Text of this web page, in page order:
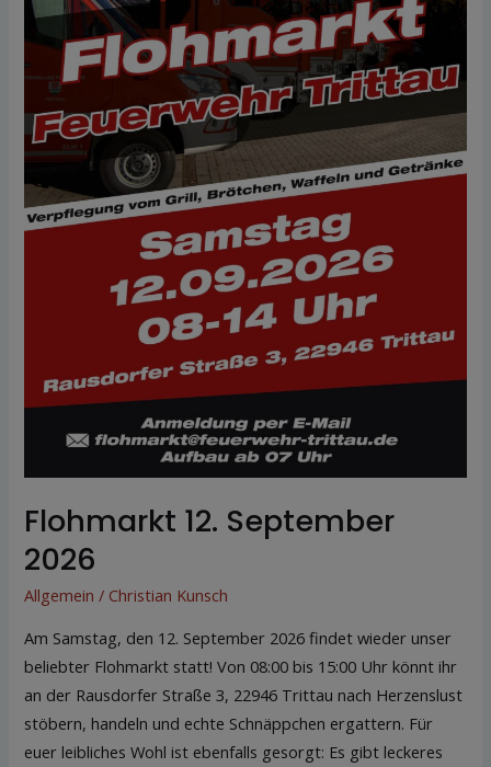
Flohmarkt 12. September
2026
Allgemein / Christian Kunsch
Am Samstag, den 12. September 2026 findet wieder unser
beliebter Flohmarkt statt! Von 08:00 bis 15:00 Uhr könnt ihr
an der Rausdorfer Straße 3, 22946 Trittau nach Herzenslust
stöbern, handeln und echte Schnäppchen ergattern. Für
euer leibliches Wohl ist ebenfalls gesorgt: Es gibt leckeres